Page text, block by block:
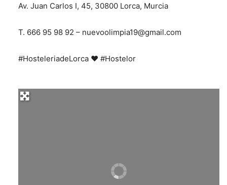
Av. Juan Carlos I, 45, 30800 Lorca, Murcia
T. 666 95 98 92 – nuevoolimpia19@gmail.com
#HosteleriadeLorca ❤️ #Hostelor